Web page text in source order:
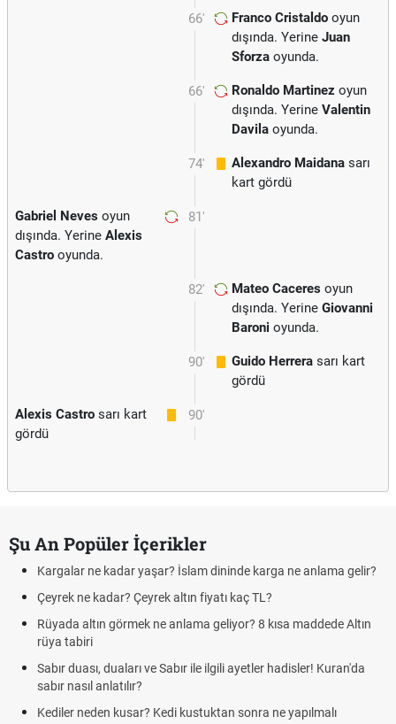
66' Franco Cristaldo oyun
dışında. Yerine Juan
Sforza oyunda.
66' Ronaldo Martinez oyun
dışında. Yerine Valentin
Davila oyunda.
74' Alexandro Maidana sarı
kart gördü
81'
Gabriel Neves oyun
dışında. Yerine Alexis
Castro oyunda.
82' Mateo Caceres oyun
dışında. Yerine Giovanni
Baroni oyunda.
90' Guido Herrera sarı kart
gördü
90'
Alexis Castro sarı kart
gördü
Şu An Popüler İçerikler
Kargalar ne kadar yaşar? İslam dininde karga ne anlama gelir?
Çeyrek ne kadar? Çeyrek altın fiyatı kaç TL?
Rüyada altın görmek ne anlama geliyor? 8 kısa maddede Altın
rüya tabiri
Sabır duası, duaları ve Sabır ile ilgili ayetler hadisler! Kuran'da
sabır nasıl anlatılır?
Kediler neden kusar? Kedi kustuktan sonra ne yapılmalı